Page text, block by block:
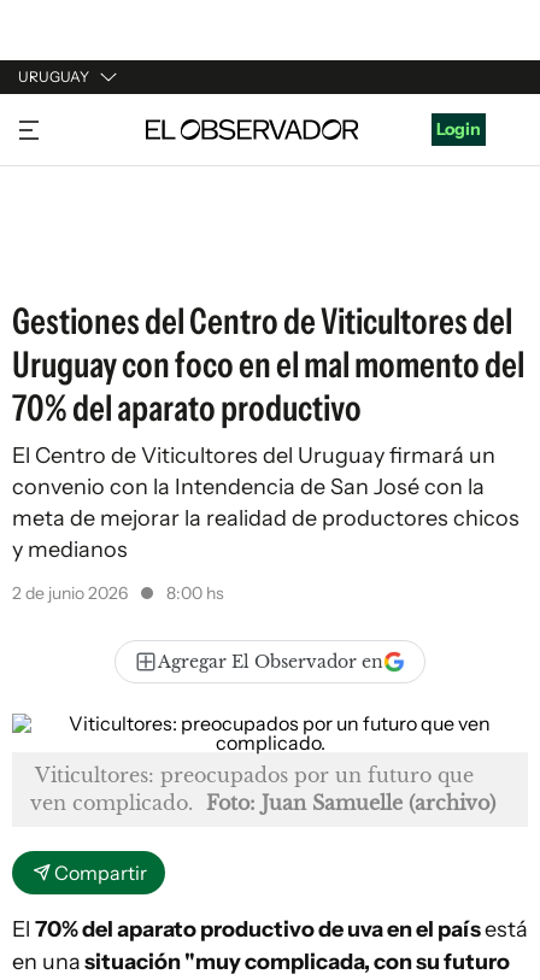
URUGUAY
URUGUAY
ARGENTINA
Login
Gestiones del Centro de Viticultores del
Uruguay con foco en el mal momento del
70% del aparato productivo
El Centro de Viticultores del Uruguay firmará un
convenio con la Intendencia de San José con la
meta de mejorar la realidad de productores chicos
y medianos
2 de junio 2026 8:00 hs
Agregar El Observador en
Viticultores: preocupados por un futuro que
ven complicado. Foto: Juan Samuelle (archivo)
Compartir
El 70% del aparato productivo de uva en el paísestá
en unasituación "muy complicada, con su futuro